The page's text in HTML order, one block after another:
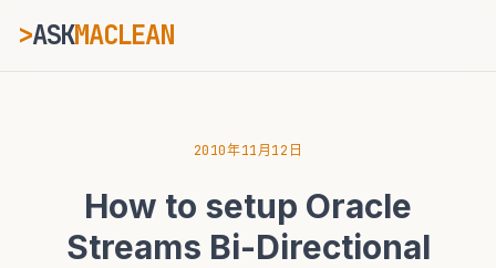
>ASKMACLEAN
⌘K Ctrl+K
2010年11月12日
How to setup Oracle
Streams Bi-Directional